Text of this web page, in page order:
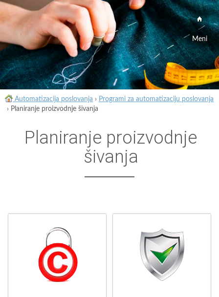
Meni
Automatizacija poslovanja › Programi za automatizaciju poslovanja
› Planiranje proizvodnje šivanja
Planiranje proizvodnje
šivanja